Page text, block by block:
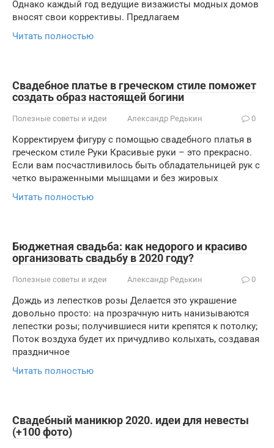
Однако каждый год ведущие визажисты модных домов
вносят свои коррективы. Предлагаем
Читать полностью
Свадебное платье в греческом стиле поможет
создать образ настоящей богини
Полезные советы и идеи Александр Редькин 0
Корректируем фигуру с помощью свадебного платья в
греческом стиле Руки Красивые руки – это прекрасно.
Если вам посчастливилось быть обладательницей рук с
четко выраженными мышцами и без жировых
Читать полностью
Бюджетная свадьба: как недорого и красиво
организовать свадьбу в 2020 году?
Полезные советы и идеи Александр Редькин 0
Дождь из лепестков розы Делается это украшение
довольно просто: на прозрачную нить нанизываются
лепестки розы; получившиеся нити крепятся к потолку;
Поток воздуха будет их причудливо колыхать, создавая
праздничное
Читать полностью
Свадебный маникюр 2020. идеи для невесты
(+100 фото)